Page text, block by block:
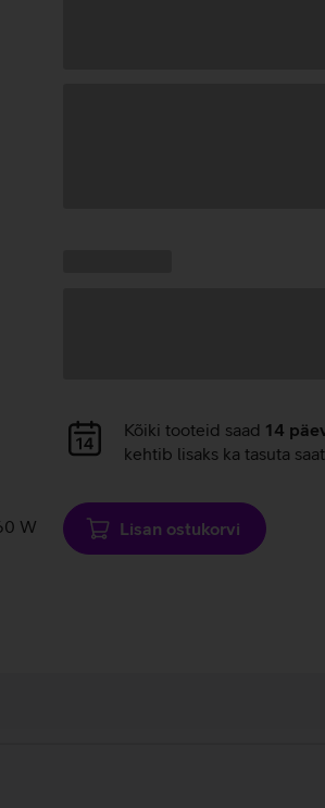
W
Andmete
laadimine
Kõiki tooteid saad 14
kehtib lisaks ka tasuta
Lisan ostukorvi